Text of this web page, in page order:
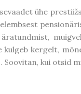
ühe
kulgeb kergelt,
Soovitan, kui otsid